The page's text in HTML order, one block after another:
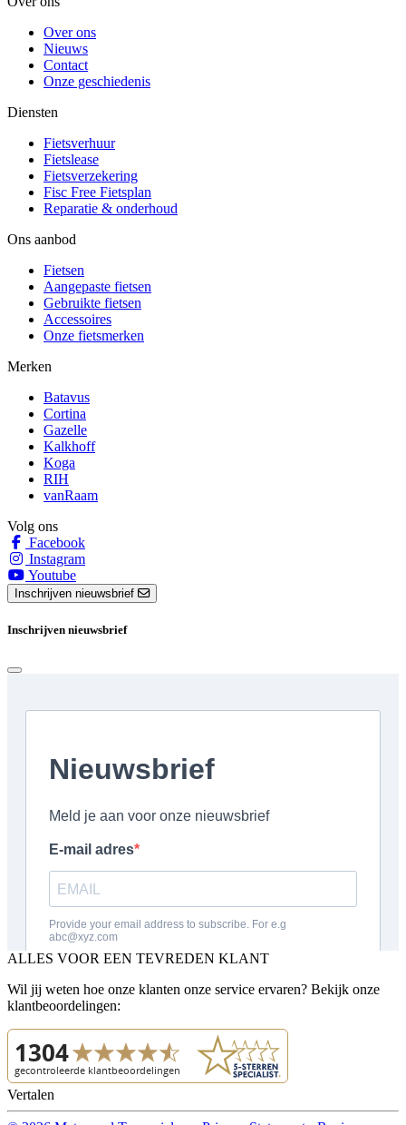
Over ons
Nieuws
Contact
Onze geschiedenis
Diensten
Fietsverhuur
Fietslease
Fietsverzekering
Fisc Free Fietsplan
Reparatie & onderhoud
Ons aanbod
Fietsen
Aangepaste fietsen
Gebruikte fietsen
Accessoires
Onze fietsmerken
Merken
Batavus
Cortina
Gazelle
Kalkhoff
Koga
RIH
vanRaam
Volg ons
Facebook
Instagram
Youtube
Inschrijven nieuwsbrief
Inschrijven nieuwsbrief
ALLES VOOR EEN TEVREDEN KLANT
Wil jij weten hoe onze klanten onze service ervaren? Bekijk onze
klantbeoordelingen:
Vertalen